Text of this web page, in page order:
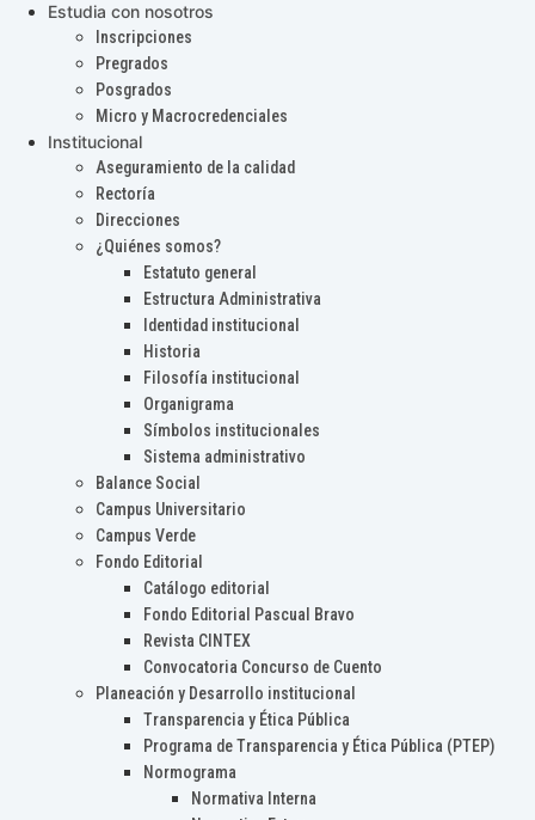
Estudia con nosotros
Inscripciones
Pregrados
Posgrados
Micro y Macrocredenciales
Institucional
Aseguramiento de la calidad
Rectoría
Direcciones
¿Quiénes somos?
Estatuto general
Estructura Administrativa
Identidad institucional
Historia
Filosofía institucional
Organigrama
Símbolos institucionales
Sistema administrativo
Balance Social
Campus Universitario
Campus Verde
Fondo Editorial
Catálogo editorial
Fondo Editorial Pascual Bravo
Revista CINTEX
Convocatoria Concurso de Cuento
Planeación y Desarrollo institucional
Transparencia y Ética Pública
Programa de Transparencia y Ética Pública (PTEP)
Normograma
Normativa Interna